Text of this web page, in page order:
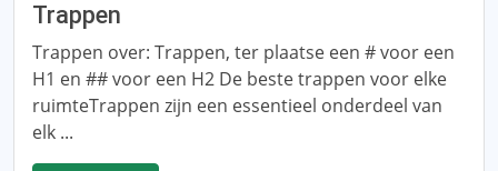
Trappen
Trappen over: Trappen, ter plaatse een # voor een
H1 en ## voor een H2 De beste trappen voor elke
ruimteTrappen zijn een essentieel onderdeel van
elk ...